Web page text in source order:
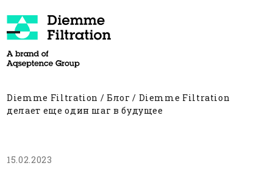
to
content
Open
mobile
Close
mobile
Diemme Filtration /Блог / Diemme Filtration
делает еще один шаг в будущее
15.02.2023